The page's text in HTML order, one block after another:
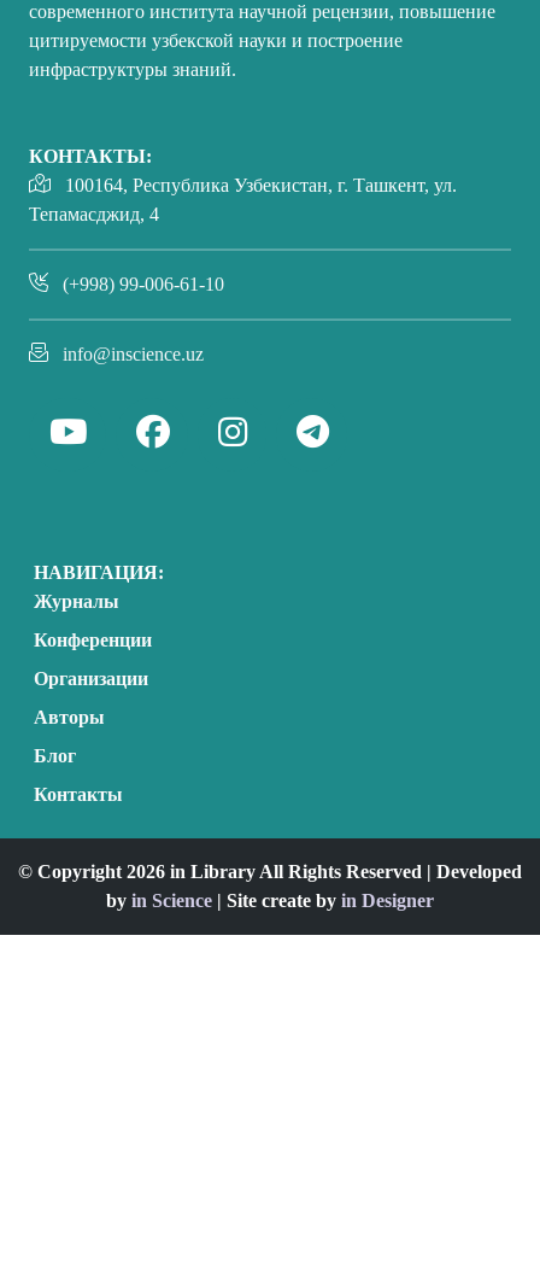
современного института научной рецензии, повышение
цитируемости узбекской науки и построение
инфраструктуры знаний.
КОНТАКТЫ:
100164, Республика Узбекистан, г. Ташкент, ул.
Тепамасджид, 4
(+998) 99-006-61-10
info@inscience.uz
НАВИГАЦИЯ:
Журналы
Конференции
Организации
Авторы
Блог
Контакты
© Copyright 2026 in Library All Rights Reserved | Developed
by in Science | Site create by in Designer